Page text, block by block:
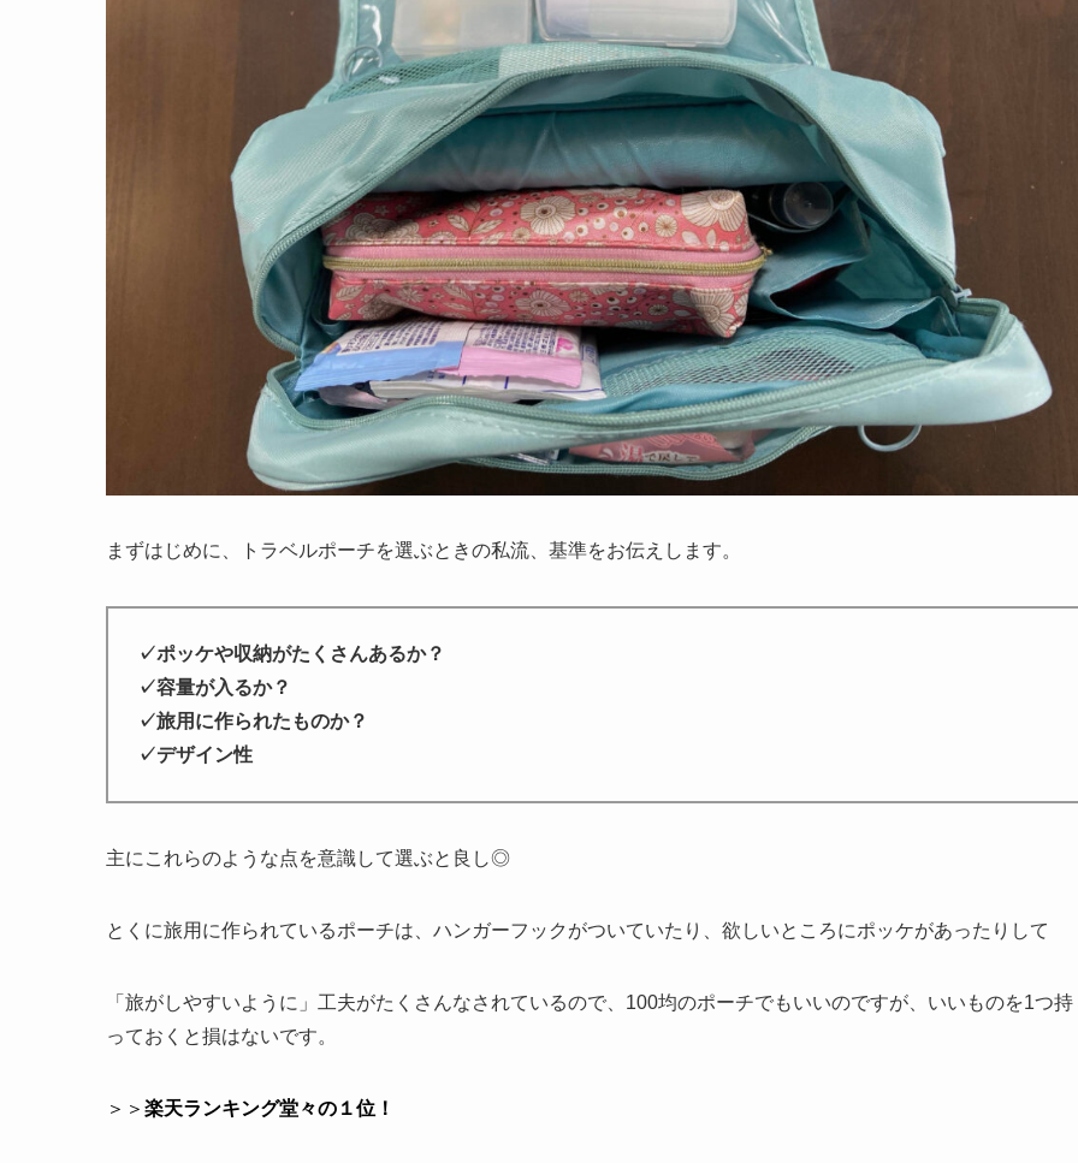
まずはじめに、トラベルポーチを選ぶときの私流、基準をお伝えします。
✓ポッケや収納がたくさんあるか？
✓容量が入るか？
✓旅用に作られたものか？
✓デザイン性
主にこれらのような点を意識して選ぶと良し◎
とくに旅用に作られているポーチは、ハンガーフックがついていたり、欲しいところにポッケがあったりして
「旅がしやすいように」工夫がたくさんなされているので、100均のポーチでもいいのですが、いいものを1つ持
っておくと損はないです。
＞＞ 楽天ランキング堂々の１位 ！